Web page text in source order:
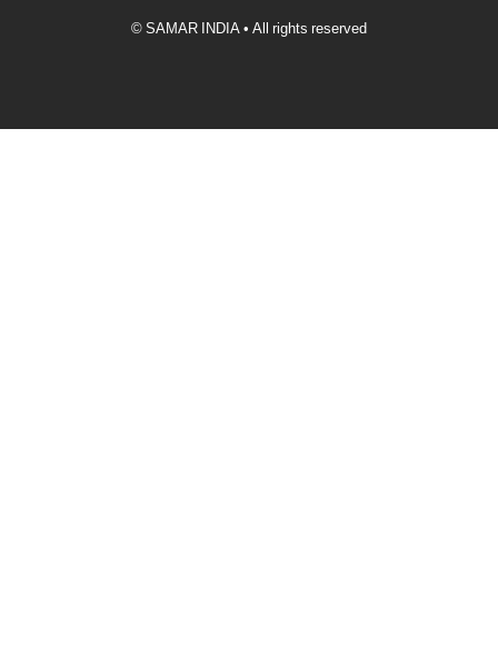
© SAMAR INDIA • All rights reserved